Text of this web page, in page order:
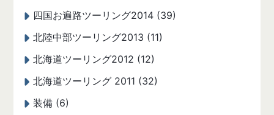
四国お遍路ツーリング2014 (39)
北陸中部ツーリング2013 (11)
北海道ツーリング2012 (12)
北海道ツーリング 2011 (32)
装備 (6)